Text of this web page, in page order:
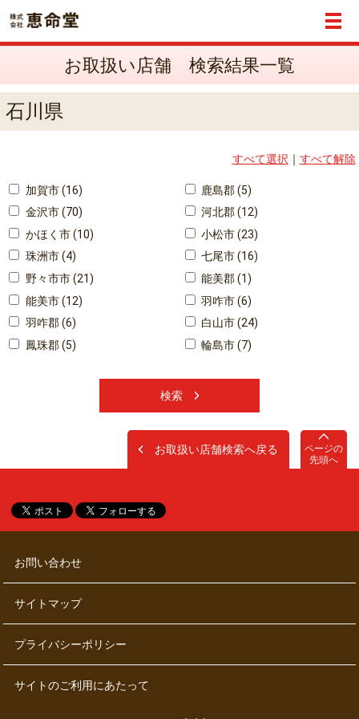
メ
お取扱い店舗 検索結果一覧
石川県
すべて選択 ｜ すべて解除
加賀市 (16)
鹿島郡 (5)
金沢市 (70)
河北郡 (12)
かほく市 (10)
小松市 (23)
珠洲市 (4)
七尾市 (16)
野々市市 (21)
能美郡 (1)
能美市 (12)
羽咋市 (6)
羽咋郡 (6)
白山市 (24)
鳳珠郡 (5)
輪島市 (7)
検索
お問い合わせ
サイトマップ
プライバシーポリシー
サイトのご利用にあたって
ページの
先頭へ
お取扱い店舗検索へ戻る